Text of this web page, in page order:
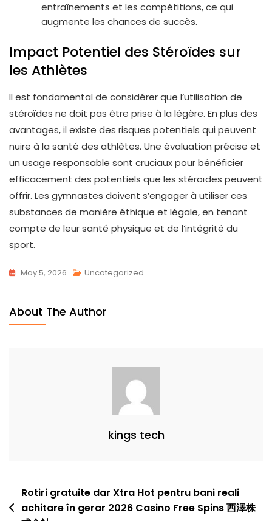
entraînements et les compétitions, ce qui
augmente les chances de succès.
Impact Potentiel des Stéroïdes sur
les Athlètes
Il est fondamental de considérer que l’utilisation de
stéroïdes ne doit pas être prise à la légère. En plus des
avantages, il existe des risques potentiels qui peuvent
nuire à la santé des athlètes. Une évaluation précise et
un usage responsable sont cruciaux pour bénéficier
efficacement des potentiels que les stéroïdes peuvent
offrir. Les gymnastes doivent s’engager à utiliser ces
substances de manière éthique et légale, en tenant
compte de leur santé physique et de l’intégrité du
sport.
May 5, 2026 Uncategorized
About The Author
kings tech
Rotiri gratuite dar Xtra Hot pentru bani reali
achitare în gerar 2026 Casino Free Spins 西澤株